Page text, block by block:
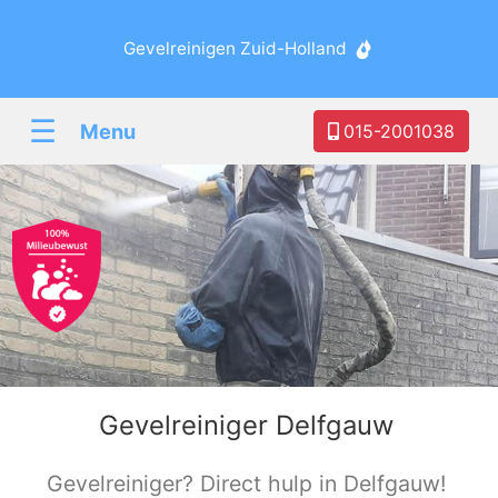
Gevelreinigen Zuid-Holland
☰ Menu 015-2001038
Gevelreiniger Delfgauw
Gevelreiniger? Direct hulp in Delfgauw!